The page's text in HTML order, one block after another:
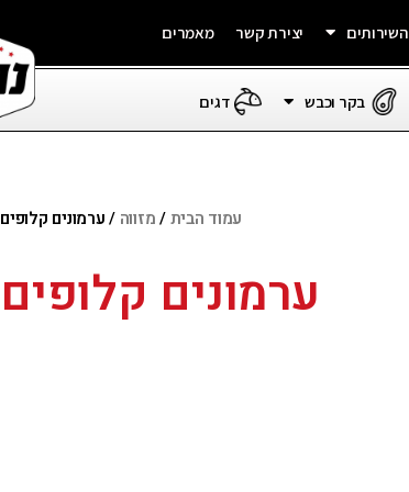
השירותים יצירת קשר מאמרים
בקר וכבש דגים
עמוד הבית/מזווה / ערמונים קלופים
ערמונים קלופים